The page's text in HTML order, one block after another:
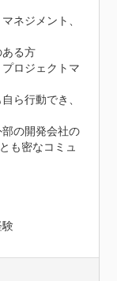
ネジメント、
ある方
ロジェクトマ
ら行動でき、
の開発会社の
も密なコミュ
験